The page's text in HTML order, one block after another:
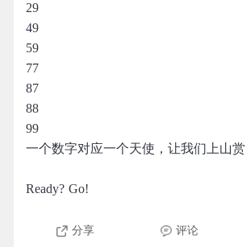
29
49
59
77
87
88
99
一个数字对应一个天使，让我们上山赏
Ready? Go!
分享 评论